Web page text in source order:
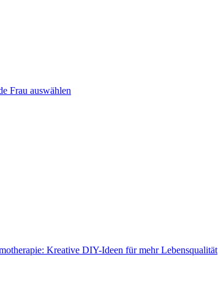
Frau auswählen
Kreative DIY-Ideen für mehr Lebensqualität